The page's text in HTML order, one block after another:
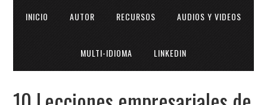
INICIO AUTOR RECURSOS AUDIOS Y VIDEOS
MULTI-IDIOMA LINKEDIN